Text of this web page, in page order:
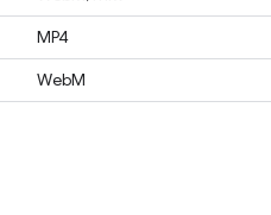
MP4
WebM